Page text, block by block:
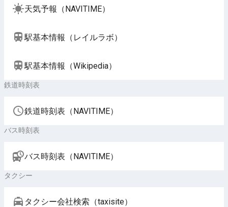
天気予報（NAVITIME）
駅基本情報（レイルラボ）
駅基本情報（Wikipedia）
鉄道時刻表
鉄道時刻表（NAVITIME）
バス時刻表
バス時刻表（NAVITIME）
タクシー
タクシー会社検索（taxisite）